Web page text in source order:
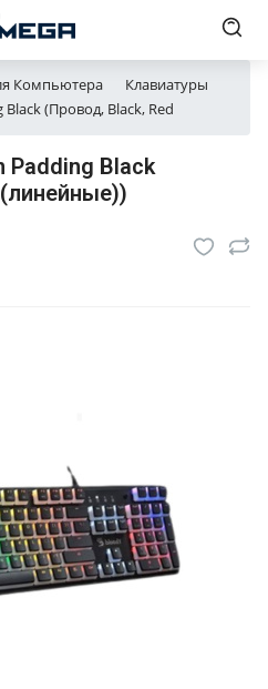
Компьютера
Клавиатуры
(Провод, Black, Red
Padding Black